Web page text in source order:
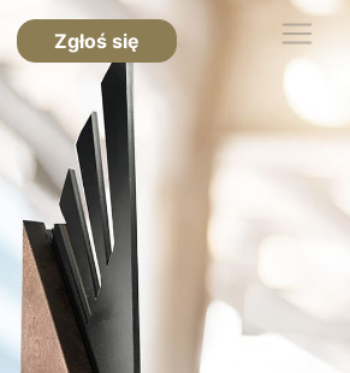
Zgłoś się